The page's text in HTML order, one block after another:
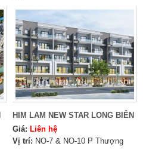
HIM LAM NEW STAR LONG BIÊN
Giá: Liên hệ
Vị trí: NO-7 & NO-10 P Thượng